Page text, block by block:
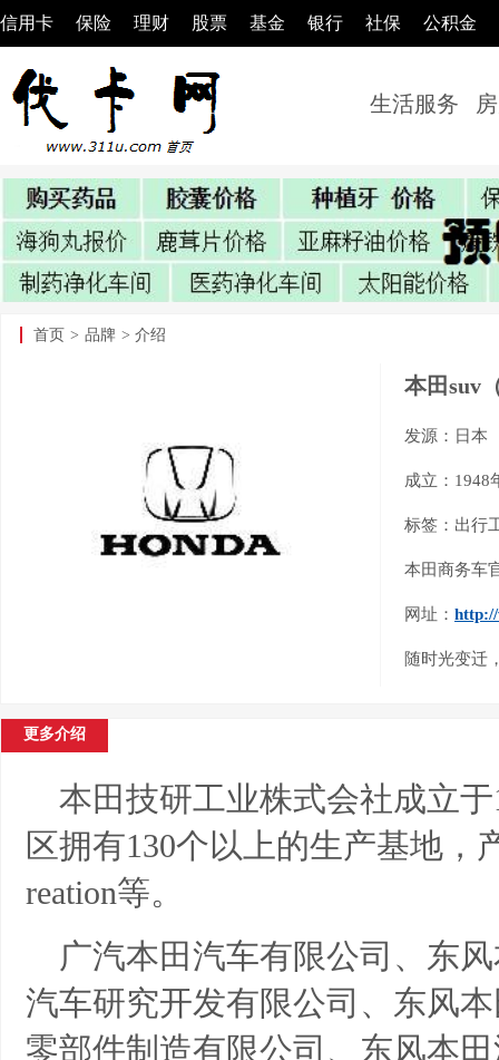
信用卡 保险 理财 股票 基金 银行 社保 公积金
生活服务
首页 > 品牌 > 介绍
本田suv
发源：日本
成立：1948
标签：出行
本田商务车
网址：
随时光变迁
更多介绍
本田技研工业株式会社成立
区拥有130个以上的生产基地
reation等。
广汽本田汽车有限公司、东
汽车研究开发有限公司、东风
零部件制造有限公司、东风本